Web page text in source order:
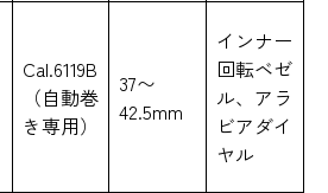
Cal.6119B
（自動巻
き専用）
37〜
42.5mm
インナー
回転ベゼ
ル、アラ
ビアダイ
ヤル